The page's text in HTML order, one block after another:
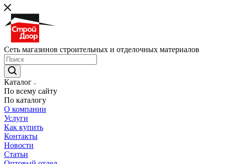
Сеть магазинов строительных и отделочных материалов
Каталог
По всему сайту
По каталогу
О компании
Услуги
Как купить
Контакты
Новости
Статьи